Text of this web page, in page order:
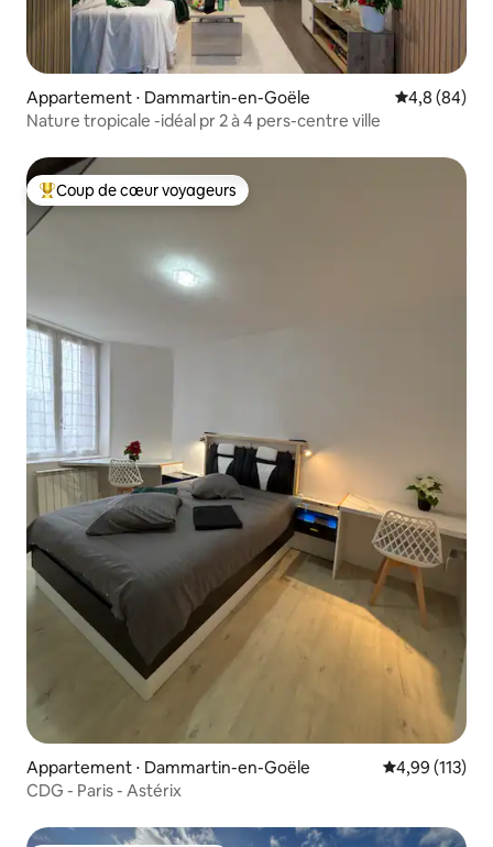
Appartement ⋅ Dammartin-en-Goële Évaluation
4,8 (84)
Nature tropicale -idéal pr 2 à 4 pers-centre ville
Coups de cœur voyageurs les plus appréciés
Coup de cœur voyageurs
Appartement ⋅ Dammartin-en-Goële Évaluation
4,99 (113)
CDG - Paris - Astérix